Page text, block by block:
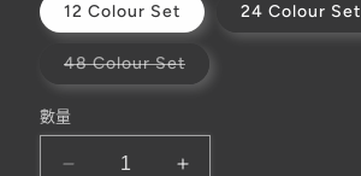
12 Colour Set 24 Colour Set
48 Colour Set子
類
無
數量